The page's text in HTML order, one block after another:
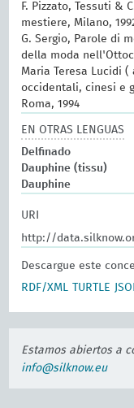
F. Pizzato, Tessuti &
mestiere, Milano,
G. Sergio, Parole di
della moda
Maria Teresa Lucidi
occidentali, cinesi e
Roma, 1994
EN OTRAS LENGUAS
Delfinado
Dauphine (tissu)
Dauphine
URI
http://
Descargue este
RDF/XML
TURTLE
Estamos abiertos a
info@silknow.eu